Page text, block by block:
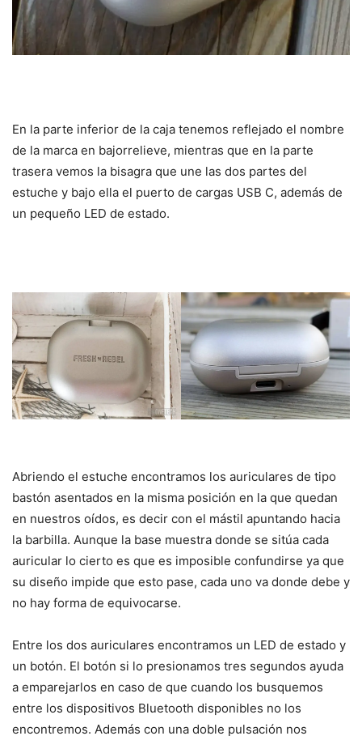
En la parte inferior de la caja tenemos reflejado el nombre
de la marca en bajorrelieve, mientras que en la parte
trasera vemos la bisagra que une las dos partes del
estuche y bajo ella el puerto de cargas USB C, además de
un pequeño LED de estado.
Abriendo el estuche encontramos los auriculares de tipo
bastón asentados en la misma posición en la que quedan
en nuestros oídos, es decir con el mástil apuntando hacia
la barbilla. Aunque la base muestra donde se sitúa cada
auricular lo cierto es que es imposible confundirse ya que
su diseño impide que esto pase, cada uno va donde debe y
no hay forma de equivocarse.
Entre los dos auriculares encontramos un LED de estado y
un botón. El botón si lo presionamos tres segundos ayuda
a emparejarlos en caso de que cuando los busquemos
entre los dispositivos Bluetooth disponibles no los
encontremos. Además con una doble pulsación nos